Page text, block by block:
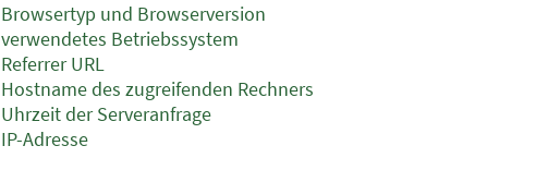
Browsertyp und Browserversion
verwendetes Betriebssystem
Referrer URL
Hostname des zugreifenden Rechners
Uhrzeit der Serveranfrage
IP-Adresse